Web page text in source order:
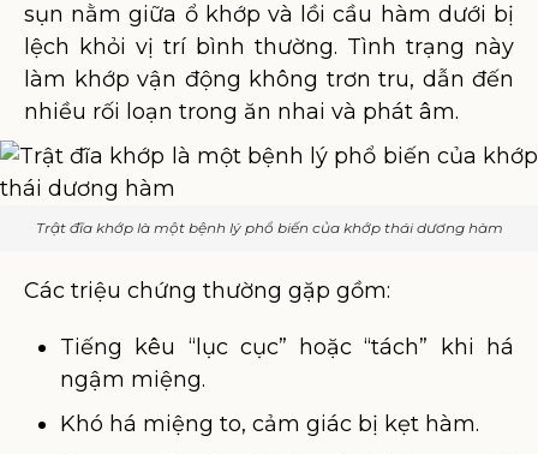
sụn nằm giữa ổ khớp và lồi cầu hàm dưới bị
lệch khỏi vị trí bình thường. Tình trạng này
làm khớp vận động không trơn tru, dẫn đến
nhiều rối loạn trong ăn nhai và phát âm.
Trật đĩa khớp là một bệnh lý phổ biến của khớp thái dương hàm
Các triệu chứng thường gặp gồm:
Tiếng kêu “lục cục” hoặc “tách” khi há
ngậm miệng.
Khó há miệng to, cảm giác bị kẹt hàm.